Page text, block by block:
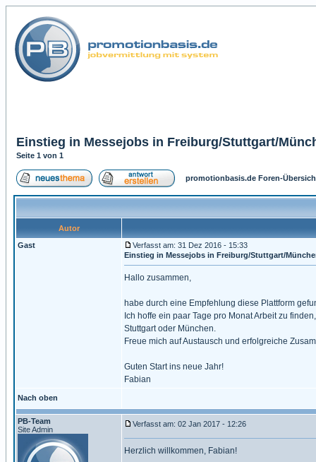
Einstieg in Messejobs in Freiburg/Stuttgart/
Seite 1 von 1
promotionbasis.de Foren-
Autor
Gast
Verfasst am: 31 Dez 2016 - 15:33
Einstieg in Messejobs in Freiburg/Stuttgart/
Hallo zusammen,
habe durch eine Empfehlung diese Plattform
Ich hoffe ein paar Tage pro Monat Arbeit zu
Stuttgart oder München.
Freue mich auf Austausch und erfolgreiche
Guten Start ins neue Jahr!
Fabian
Nach oben
PB-Team
Site Admin
Verfasst am: 02 Jan 2017 - 12:26
Herzlich willkommen, Fabian!